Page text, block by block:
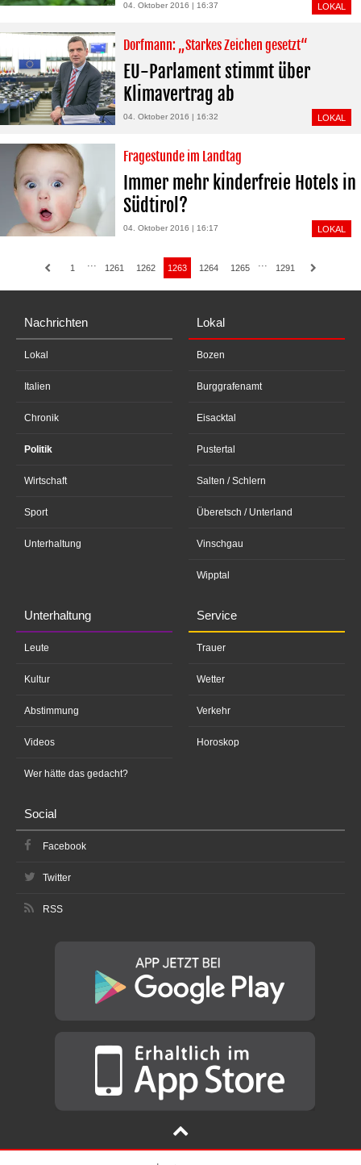
04. Oktober 2016 | 16:37 LOKAL
Dorfmann: „Starkes Zeichen gesetzt“
EU-Parlament stimmt über
Klimavertrag ab
04. Oktober 2016 | 16:32 LOKAL
Fragestunde im Landtag
Immer mehr kinderfreie Hotels in
Südtirol?
04. Oktober 2016 | 16:17 LOKAL
1 ··· 1261 1262 1263 1264 1265 ··· 1291
Nachrichten
Lokal
Italien
Chronik
Politik
Wirtschaft
Sport
Unterhaltung
Lokal
Bozen
Burggrafenamt
Eisacktal
Pustertal
Salten / Schlern
Überetsch / Unterland
Vinschgau
Wipptal
Unterhaltung
Leute
Kultur
Abstimmung
Videos
Wer hätte das gedacht?
Service
Trauer
Wetter
Verkehr
Horoskop
Social
Facebook
Twitter
RSS